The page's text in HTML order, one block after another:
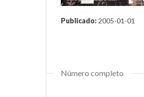
Publicado: 2005-01-01
Número completo